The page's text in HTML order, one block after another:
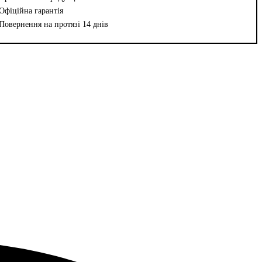
гарантія
на протязі 14 днів